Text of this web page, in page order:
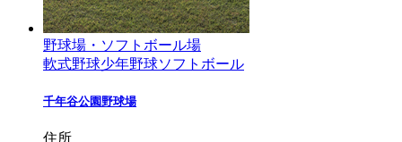
野球場・ソフトボール場
軟式野球少年野球ソフトボール
千年谷公園野球場
住所